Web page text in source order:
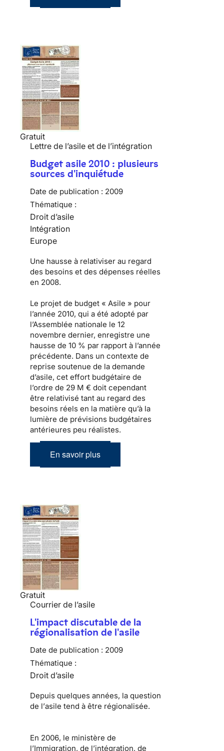
Gratuit
Lettre de l’asile et de l’intégration
Budget asile 2010 : plusieurs
sources d'inquiétude
Date de publication : 2009
Thématique :
Droit d’asile
Intégration
Europe
Une hausse à relativiser au regard
des besoins et des dépenses réelles
en 2008.
Le projet de budget « Asile » pour
l’année 2010, qui a été adopté par
l’Assemblée nationale le 12
novembre dernier, enregistre une
hausse de 10 % par rapport à l’année
précédente. Dans un contexte de
reprise soutenue de la demande
d’asile, cet effort budgétaire de
l’ordre de 29 M € doit cependant
être relativisé tant au regard des
besoins réels en la matière qu’à la
lumière de prévisions budgétaires
antérieures peu réalistes.
En savoir plus
Gratuit
Courrier de l’asile
L'impact discutable de la
régionalisation de l'asile
Date de publication : 2009
Thématique :
Droit d’asile
Depuis quelques années, la question
de l’asile tend à être régionalisée.
En 2006, le ministère de
l’Immigration, de l’intégration, de